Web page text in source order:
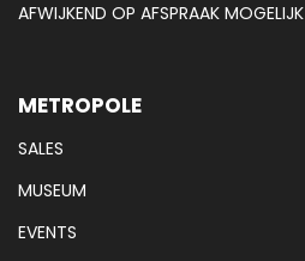
AFWIJKEND OP AFSPRAAK MOGELIJK
METROPOLE
SALES
MUSEUM
EVENTS